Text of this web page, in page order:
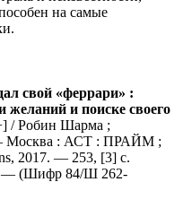
на самые
свой «феррари» :
желаний и поиске своего
/ Робин Шарма ;
Москва : АСТ : ПРАЙМ ;
2017. — 253, [3] с.
— (Шифр 84/Ш 262-